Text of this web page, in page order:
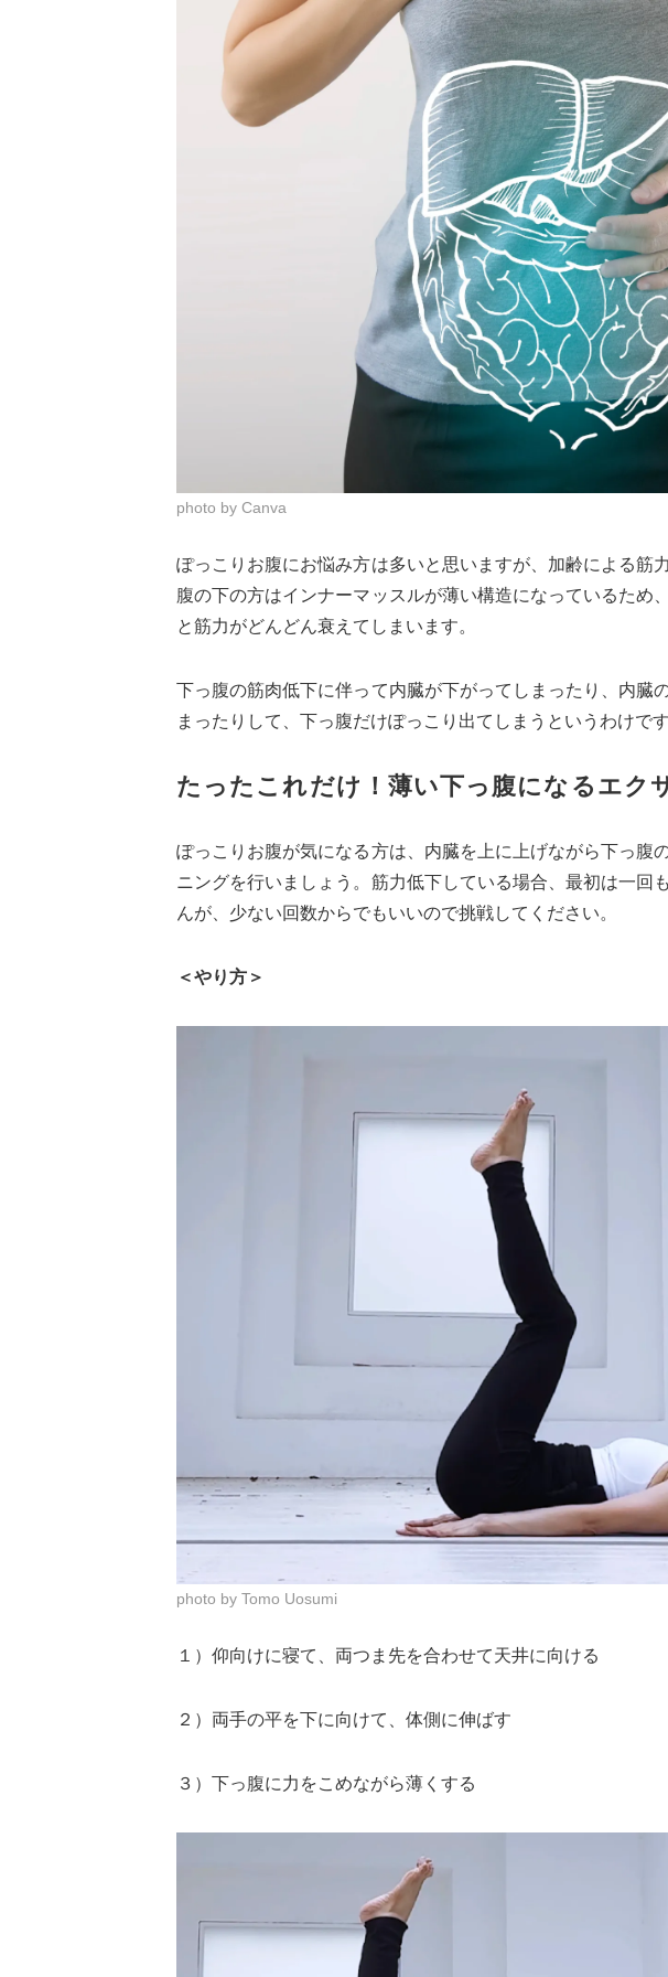
photo by Canva
ぽっこりお腹にお悩み方は多いと思いますが、加齢による筋
腹の下の方はインナーマッスルが薄い構造になっているため
と筋力がどんどん衰えてしまいます。
下っ腹の筋肉低下に伴って内臓が下がってしまったり、内臓
まったりして、下っ腹だけぽっこり出てしまうというわけです
たったこれだけ！薄い下っ腹になるエク
ぽっこりお腹が気になる方は、内臓を上に上げながら下っ腹
ニングを行いましょう。筋力低下している場合、最初は一回
んが、少ない回数からでもいいので挑戦してください。
＜やり方＞
photo by Tomo Uosumi
１）仰向けに寝て、両つま先を合わせて天井に向ける
２）両手の平を下に向けて、体側に伸ばす
３）下っ腹に力をこめながら薄くする